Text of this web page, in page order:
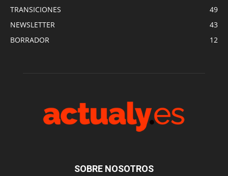
TRANSICIONES
49
NEWSLETTER
43
BORRADOR
12
SOBRE NOSOTROS